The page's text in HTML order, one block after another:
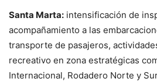
Santa Marta: intensificación de
acompañamiento a las
transporte de pasajeros,
recreativo en zona estratégicas
Internacional, Rodadero Norte y